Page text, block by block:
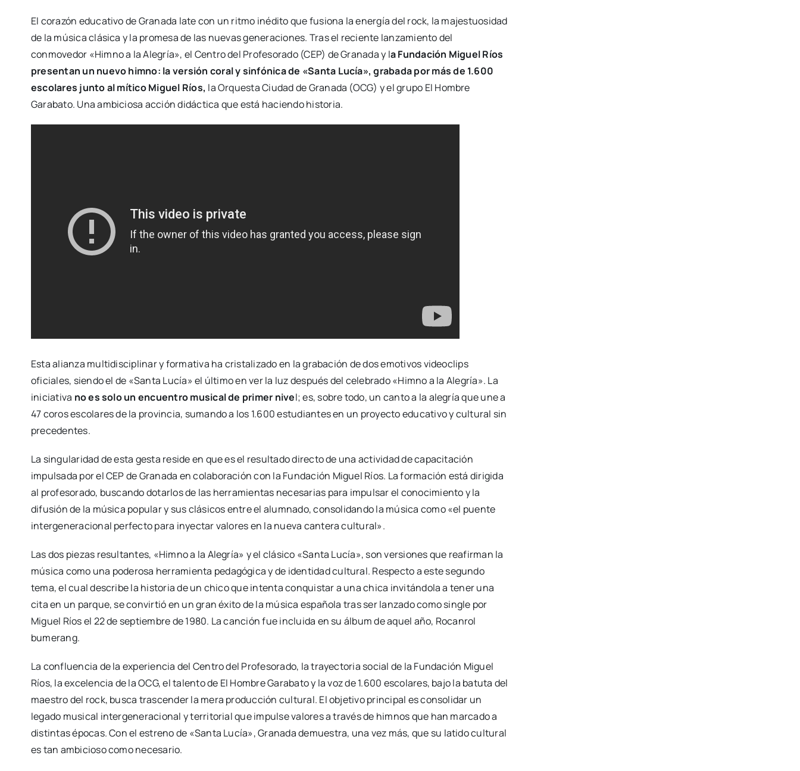
El corazón educativo de Granada late con un ritmo inédito que fusiona la energía del rock, la majestuosidad
de la música clásica y la promesa de las nuevas generaciones. Tras el reciente lanzamiento del
conmovedor «Himno a la Alegría», el Centro del Profesorado (CEP) de Granada y la Fundación Miguel Ríos
presentan un nuevo himno: la versión coral y sinfónica de «Santa Lucía», grabada por más de 1.600
escolares junto al mítico Miguel Ríos, la Orquesta Ciudad de Granada (OCG) y el grupo El Hombre
Garabato. Una ambiciosa acción didáctica que está haciendo historia.
Esta alianza multidisciplinar y formativa ha cristalizado en la grabación de dos emotivos videoclips
oficiales, siendo el de «Santa Lucía» el último en ver la luz después del celebrado «Himno a la Alegría». La
iniciativa no es solo un encuentro musical de primer nivel; es, sobre todo, un canto a la alegría que une a
47 coros escolares de la provincia, sumando a los 1.600 estudiantes en un proyecto educativo y cultural sin
precedentes.
La singularidad de esta gesta reside en que es el resultado directo de una actividad de capacitación
impulsada por el CEP de Granada en colaboración con la Fundación Miguel Ríos. La formación está dirigida
al profesorado, buscando dotarlos de las herramientas necesarias para impulsar el conocimiento y la
difusión de la música popular y sus clásicos entre el alumnado, consolidando la música como «el puente
intergeneracional perfecto para inyectar valores en la nueva cantera cultural».
Las dos piezas resultantes, «Himno a la Alegría» y el clásico «Santa Lucía», son versiones que reafirman la
música como una poderosa herramienta pedagógica y de identidad cultural. Respecto a este segundo
tema, el cual describe la historia de un chico que intenta conquistar a una chica invitándola a tener una
cita en un parque, se convirtió en un gran éxito de la música española tras ser lanzado como single por
Miguel Ríos el 22 de septiembre de 1980. La canción fue incluida en su álbum de aquel año, Rocanrol
bumerang.
La confluencia de la experiencia del Centro del Profesorado, la trayectoria social de la Fundación Miguel
Ríos, la excelencia de la OCG, el talento de El Hombre Garabato y la voz de 1.600 escolares, bajo la batuta del
maestro del rock, busca trascender la mera producción cultural. El objetivo principal es consolidar un
legado musical intergeneracional y territorial que impulse valores a través de himnos que han marcado a
distintas épocas. Con el estreno de «Santa Lucía», Granada demuestra, una vez más, que su latido cultural
es tan ambicioso como necesario.